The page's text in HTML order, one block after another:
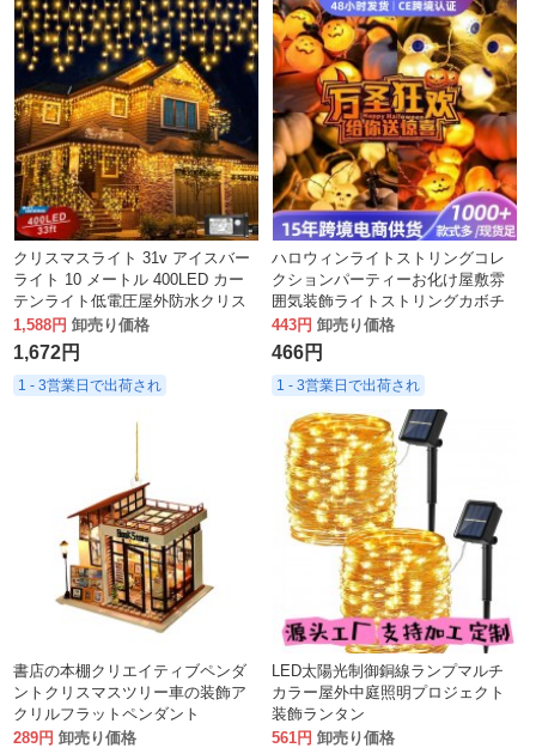
クリスマスライト 31v アイスバー
ライト 10 メートル 400LED カー
テンライト低電圧屋外防水クリス
マス装飾ライト雰囲気
1,588円 卸売り価格
1,672円
1 - 3営業日で出荷され
ハロウィンライトストリングコレ
クションパーティーお化け屋敷雰
囲気装飾ライトストリングカボチ
ャランタンスカルペンダントホリ
デーライトストリング
443円 卸売り価格
466円
1 - 3営業日で出荷され
書店の本棚クリエイティブペンダ
ントクリスマスツリー車の装飾ア
クリルフラットペンダント
289円 卸売り価格
LED太陽光制御銅線ランプマルチ
カラー屋外中庭照明プロジェクト
装飾ランタン
561円 卸売り価格